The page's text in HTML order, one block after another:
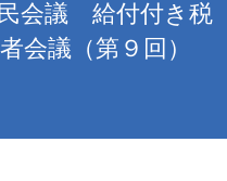
会議 給付付き税
会議（第９回）